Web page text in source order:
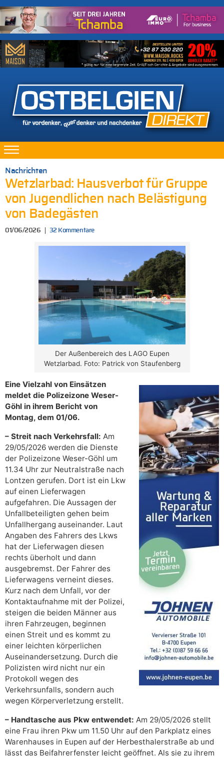
Nachrichten
Wetzlarbad: Hausverbot für Gruppe
von Jugendlichen nach Belästigung
von Badegästen
01/06/2026 32 Kommentare
Der Außenbereich des LAGO Eupen
Wetzlarbad. Foto: Patrick von Staufenberg
Eine Vielzahl von Einsätzen
meldet die Polizeizone Weser-
Göhl in ihrem Bericht von
Montag, dem 01/06.
– Streit nach Verkehrsfall: Am
29/05/2026 werden die Dienste
der Polizeizone Weser-Göhl um
11.34 Uhr zur Neutralstraße nach
Lontzen gerufen. Dort ist ein Lkw
auf einen Lieferwagen
aufgefahren. Die Aussagen der
Unfallbeteiligten gehen beim
Unfallhergang auseinander. Laut
Angaben des Fahrers des Lkws
hat der Lieferwagen diesen
rechts überholt und dann
ausgebremst. Der Fahrer des
Lieferwagens verneint dieses.
Kurz nach dem Unfall, vor der
Kontaktaufnahme mit der Polizei,
steigen die beiden Männer aus
ihren Fahrzeugen, beginnen
einen Streit und es kommt zu
einer leichten körperlichen
Auseinandersetzung. Durch die
Polizisten wird nicht nur ein
Protokoll wegen des
Verkehrsunfalls, sondern auch
wegen Körperverletzung erstellt.
– Handtasche aus Pkw entwendet: Am 29/05/2026 stellt
eine Frau ihren Pkw um 11.50 Uhr auf den Parkplatz eines
Warenhauses in Eupen auf der Herbesthalerstraße ab und
lässt das Beifahrerfenster leicht geöffnet. Als sie zu ihrem